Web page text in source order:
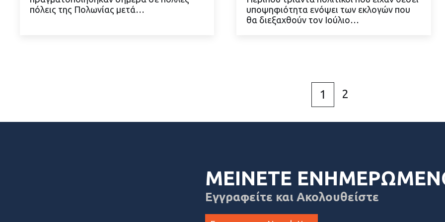
ΔΙΑΒΑΣΤΕ ΠΕΡΙΣΣΟΤΕΡΑ
πόλεις της Πολωνίας μετά…
ΔΙΑΒΑΣΤΕ ΠΕΡΙΣΣΟΤΕΡΑ
υποψηφιότητα ενόψει των εκλογών που
θα διεξαχθούν τον Ιούλιο…
1 2
ΜΕΙΝΕΤΕ
Εγγραφείτε και Ακολουθείστε